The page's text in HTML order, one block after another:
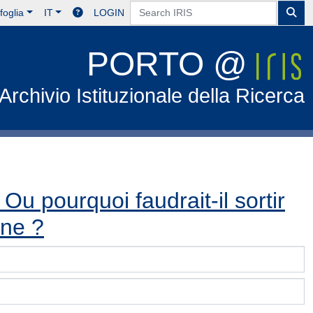
IT LOGIN
PORTO @
Istituzionale della Ricerca
pourquoi faudrait-il sortir
?